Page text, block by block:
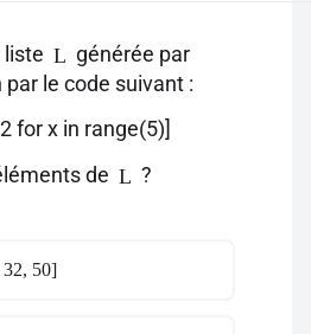
liste L générée par
le code suivant :
for x in range(5)]
de L ?
32, 50]